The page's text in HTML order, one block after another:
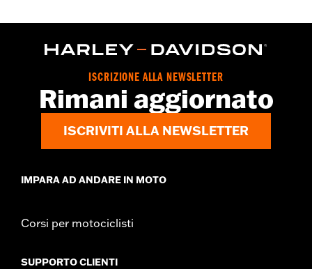
ISCRIZIONE ALLA NEWSLETTER
Rimani aggiornato
ISCRIVITI ALLA NEWSLETTER
IMPARA AD ANDARE IN MOTO
Corsi per motociclisti
SUPPORTO CLIENTI